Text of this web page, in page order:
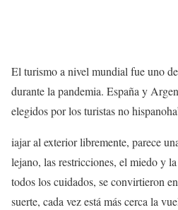
El turismo a nivel mundial fue uno
durante la pandemia. España y
elegidos por los turistas no
iajar al exterior libremente, parece
lejano, las restricciones, el miedo y
todos los cuidados, se convirtieron
suerte, cada vez está más cerca la